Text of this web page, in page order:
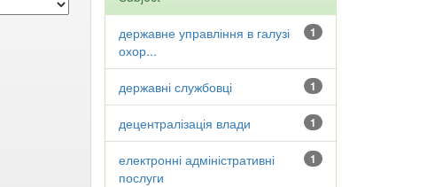
1
державне управління в галузі
охор...
1
державні службовці
1
децентралізація влади
1
електронні адміністративні
послуги